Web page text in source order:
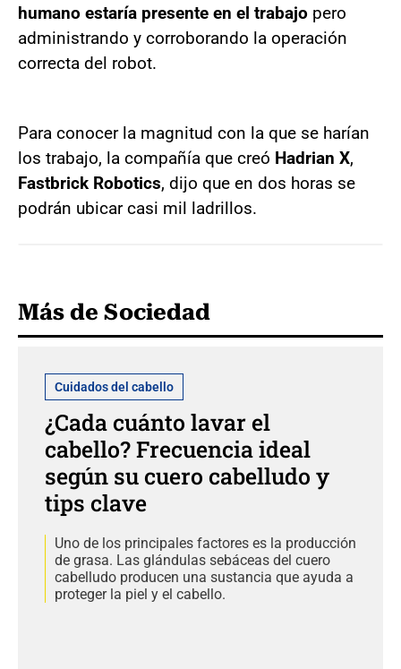
humano estaría presente en el trabajo pero
administrando y corroborando la operación
correcta del robot.
Para conocer la magnitud con la que se harían
los trabajo, la compañía que creó Hadrian X,
Fastbrick Robotics, dijo que en dos horas se
podrán ubicar casi mil ladrillos.
Más de Sociedad
Cuidados del cabello
¿Cada cuánto lavar el
cabello? Frecuencia ideal
según su cuero cabelludo y
tips clave
Uno de los principales factores es la producción
de grasa. Las glándulas sebáceas del cuero
cabelludo producen una sustancia que ayuda a
proteger la piel y el cabello.